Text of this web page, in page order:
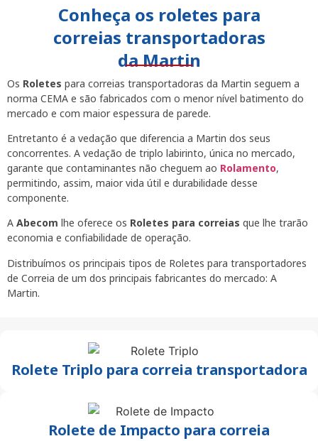
Conheça os roletes para
correias transportadoras
da Martin
Os Roletes para correias transportadoras da Martin seguem a
norma CEMA e são fabricados com o menor nível batimento do
mercado e com maior espessura de parede.
Entretanto é a vedação que diferencia a Martin dos seus
concorrentes. A vedação de triplo labirinto, única no mercado,
garante que contaminantes não cheguem ao Rolamento,
permitindo, assim, maior vida útil e durabilidade desse
componente.
A Abecom lhe oferece os Roletes para correias que lhe trarão
economia e confiabilidade de operação.
Distribuímos os principais tipos de Roletes para transportadores
de Correia de um dos principais fabricantes do mercado: A
Martin.
Rolete Triplo para correia transportadora
Rolete de Impacto para correia